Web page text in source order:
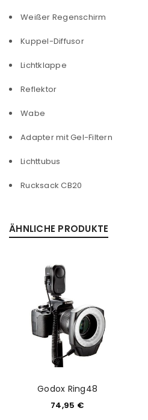
Weißer Regenschirm
Kuppel-Diffusor
Lichtklappe
Reflektor
Wabe
Adapter mit Gel-Filtern
Lichttubus
Rucksack CB20
ÄHNLICHE PRODUKTE
Godox Ring48
74,95 €